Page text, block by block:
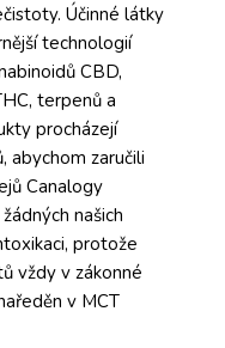
Účinné látky
technologií
CBD,
terpenů a
procházejí
abychom zaručili
Canalogy
našich
protože
vždy v zákonné
v MCT